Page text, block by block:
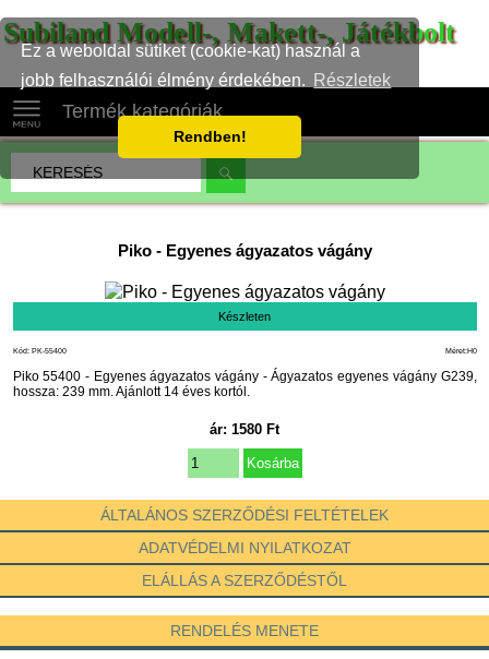
Ez a weboldal sütiket (cookie-kat) használ a
jobb felhasználói élmény érdekében.
Részletek
Rendben!
Subiland Modell-, Makett-, Játékbolt
Termék kategóriák
Piko- Egyenes ágyazatos vágány
Készleten
Méret:H0
Kód: PK-55400
Piko 55400 - Egyenes ágyazatos vágány - Ágyazatos egyenes vágány G239,
hossza: 239 mm. Ajánlott 14 éves kortól.
ár: 1580 Ft
ÁLTALÁNOS SZERZŐDÉSI FELTÉTELEK
ADATVÉDELMI NYILATKOZAT
ELÁLLÁS A SZERZŐDÉSTŐL
RENDELÉS MENETE